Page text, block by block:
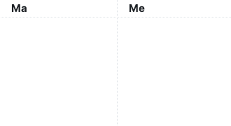
Mardi
Ma Mercredi
Me